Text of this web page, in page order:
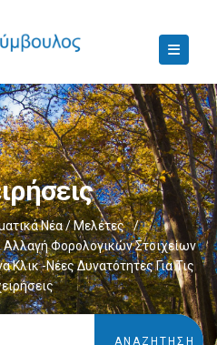
Νέα / Μελέτες
/
Αλλαγή Φορολογικών Στοιχείων
-Νέες Δυνατότητες Για Τις